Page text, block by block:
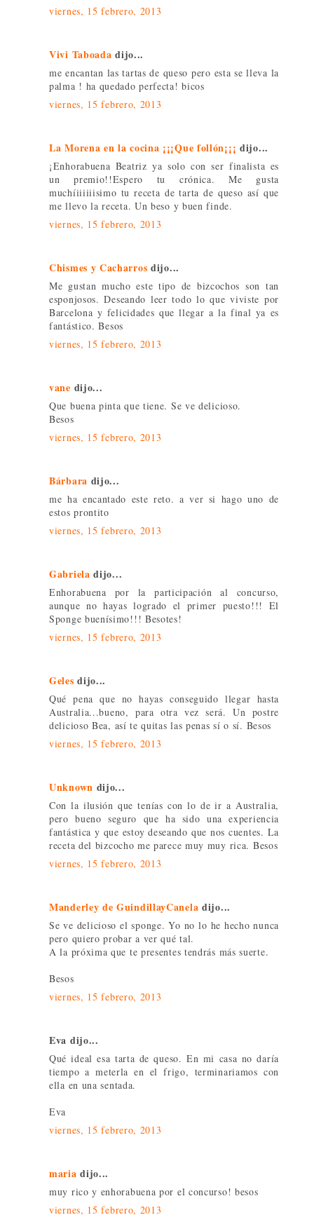
viernes, 15 febrero, 2013
Vivi Taboada dijo...
me encantan las tartas de queso pero esta se lleva la
palma ! ha quedado perfecta! bicos
viernes, 15 febrero, 2013
La Morena en la cocina ¡¡¡Que follón¡¡¡ dijo...
¡Enhorabuena Beatriz ya solo con ser finalista es
un premio!!Espero tu crónica. Me gusta
muchíiiiiiisimo tu receta de tarta de queso así que
me llevo la receta. Un beso y buen finde.
viernes, 15 febrero, 2013
Chismes y Cacharros dijo...
Me gustan mucho este tipo de bizcochos son tan
esponjosos. Deseando leer todo lo que viviste por
Barcelona y felicidades que llegar a la final ya es
fantástico. Besos
viernes, 15 febrero, 2013
vane dijo...
Que buena pinta que tiene. Se ve delicioso.
Besos
viernes, 15 febrero, 2013
Bárbara dijo...
me ha encantado este reto. a ver si hago uno de
estos prontito
viernes, 15 febrero, 2013
Gabriela dijo...
Enhorabuena por la participación al concurso,
aunque no hayas logrado el primer puesto!!! El
Sponge buenísimo!!! Besotes!
viernes, 15 febrero, 2013
Geles dijo...
Qué pena que no hayas conseguido llegar hasta
Australia...bueno, para otra vez será. Un postre
delicioso Bea, así te quitas las penas sí o sí. Besos
viernes, 15 febrero, 2013
Unknown dijo...
Con la ilusión que tenías con lo de ir a Australia,
pero bueno seguro que ha sido una experiencia
fantástica y que estoy deseando que nos cuentes. La
receta del bizcocho me parece muy muy rica. Besos
viernes, 15 febrero, 2013
Manderley de GuindillayCanela dijo...
Se ve delicioso el sponge. Yo no lo he hecho nunca
pero quiero probar a ver qué tal.
A la próxima que te presentes tendrás más suerte.
Besos
viernes, 15 febrero, 2013
Eva dijo...
Qué ideal esa tarta de queso. En mi casa no daría
tiempo a meterla en el frigo, terminariamos con
ella en una sentada.
Eva
viernes, 15 febrero, 2013
maria dijo...
muy rico y enhorabuena por el concurso! besos
viernes, 15 febrero, 2013